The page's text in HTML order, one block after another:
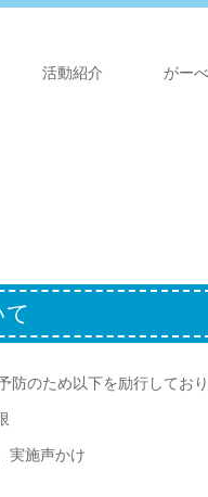
活動紹介 がー
のため以下を励行しており
実施声かけ